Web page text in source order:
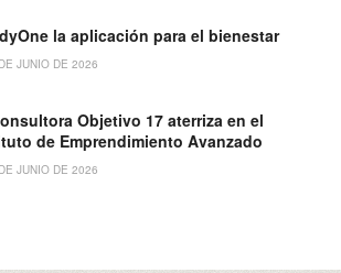
la aplicación para el bienestar
JUNIO DE 2026
Objetivo 17 aterriza en el
de Emprendimiento Avanzado
JUNIO DE 2026